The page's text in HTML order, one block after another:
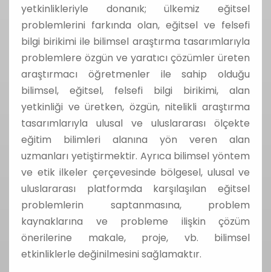
yetkinlikleriyle donanık; ülkemiz eğitsel
problemlerini farkında olan, eğitsel ve felsefi
bilgi birikimi ile bilimsel araştırma tasarımlarıyla
problemlere özgün ve yaratıcı çözümler üreten
araştırmacı öğretmenler ile sahip olduğu
bilimsel, eğitsel, felsefi bilgi birikimi, alan
yetkinliği ve üretken, özgün, nitelikli araştırma
tasarımlarıyla ulusal ve uluslararası ölçekte
eğitim bilimleri alanına yön veren alan
uzmanları yetiştirmektir. Ayrıca bilimsel yöntem
ve etik ilkeler çerçevesinde bölgesel, ulusal ve
uluslararası platformda karşılaşılan eğitsel
problemlerin saptanmasına, problem
kaynaklarına ve probleme ilişkin çözüm
önerilerine makale, proje, vb. bilimsel
etkinliklerle değinilmesini sağlamaktır.